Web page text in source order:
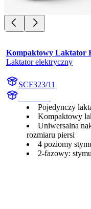
Kompaktowy Laktator
Laktator elektryczny
SCF323/11
Pojedynczy
Kompaktowy
Uniwersalna
rozmiaru piersi
4 poziomy
2-fazowy: